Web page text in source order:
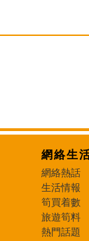
網絡生
網絡熱話
生活情報
筍買着數
旅遊筍料
熱門話題